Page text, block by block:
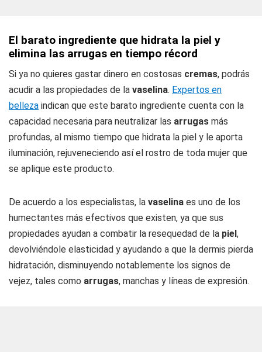
El barato ingrediente que hidrata la piel y
elimina las arrugas en tiempo récord
Si ya no quieres gastar dinero en costosas cremas, podrás
acudir a las propiedades de la vaselina. Expertos en
belleza indican que este barato ingrediente cuenta con la
capacidad necesaria para neutralizar las arrugas más
profundas, al mismo tiempo que hidrata la piel y le aporta
iluminación, rejuveneciendo así el rostro de toda mujer que
se aplique este producto.
De acuerdo a los especialistas, la vaselina es uno de los
humectantes más efectivos que existen, ya que sus
propiedades ayudan a combatir la resequedad de la piel,
devolviéndole elasticidad y ayudando a que la dermis pierda
hidratación, disminuyendo notablemente los signos de
vejez, tales como arrugas, manchas y líneas de expresión.